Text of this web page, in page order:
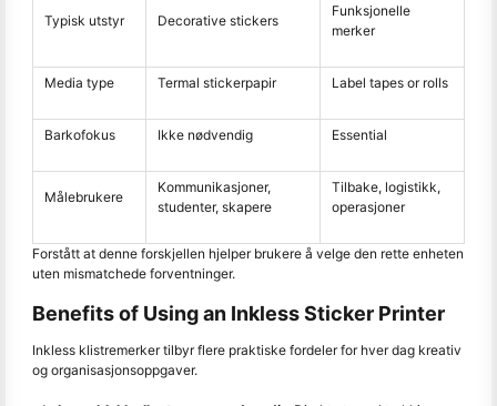
Typisk utstyr Decorative stickers
Funksjonelle
merker
Media type Termal stickerpapir Label tapes or rolls
Barkofokus Ikke nødvendig Essential
Målebrukere
Kommunikasjoner,
studenter, skapere
Tilbake, logistikk,
operasjoner
Forstått at denne forskjellen hjelper brukere å velge den rette enheten
uten mismatchede forventninger.
Benefits of Using an Inkless Sticker Printer
Inkless klistremerker tilbyr flere praktiske fordeler for hver dag kreativ
og organisasjonsoppgaver.